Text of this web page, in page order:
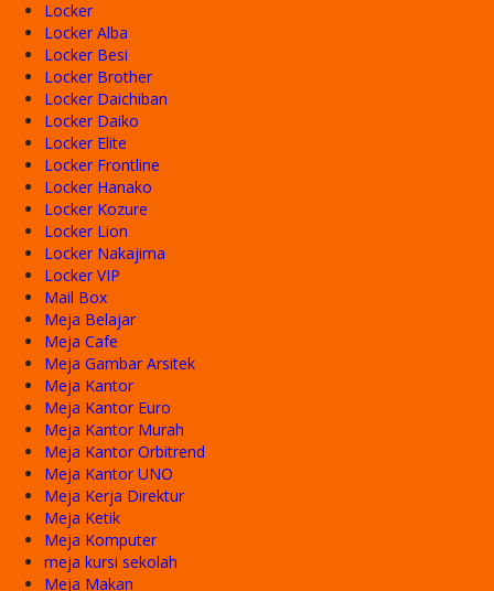
Locker
Locker Alba
Locker Besi
Locker Brother
Locker Daichiban
Locker Daiko
Locker Elite
Locker Frontline
Locker Hanako
Locker Kozure
Locker Lion
Locker Nakajima
Locker VIP
Mail Box
Meja Belajar
Meja Cafe
Meja Gambar Arsitek
Meja Kantor
Meja Kantor Euro
Meja Kantor Murah
Meja Kantor Orbitrend
Meja Kantor UNO
Meja Kerja Direktur
Meja Ketik
Meja Komputer
meja kursi sekolah
Meja Makan